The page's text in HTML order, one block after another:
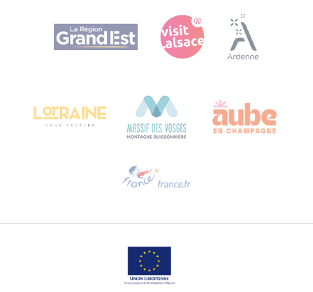
Agence Régionale du Tourisme Grand Est
Bureau de Colmar (Hauptverwaltung)
Sprechen Sie uns per E-Mail an